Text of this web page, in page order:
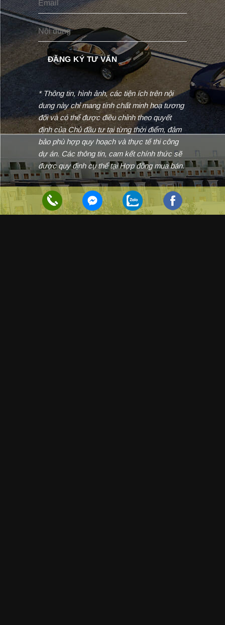
* Thông tin, hình ảnh, các tiện ích trên nội
dung này chỉ mang tính chất minh hoạ tương
đối và có thể được điều chỉnh theo quyết
định của Chủ đầu tư tại từng thời điểm, đảm
bảo phù hợp quy hoạch và thực tế thi công
dự án. Các thông tin, cam kết chính thức sẽ
được quy định cụ thể tại Hợp đồng mua bán.